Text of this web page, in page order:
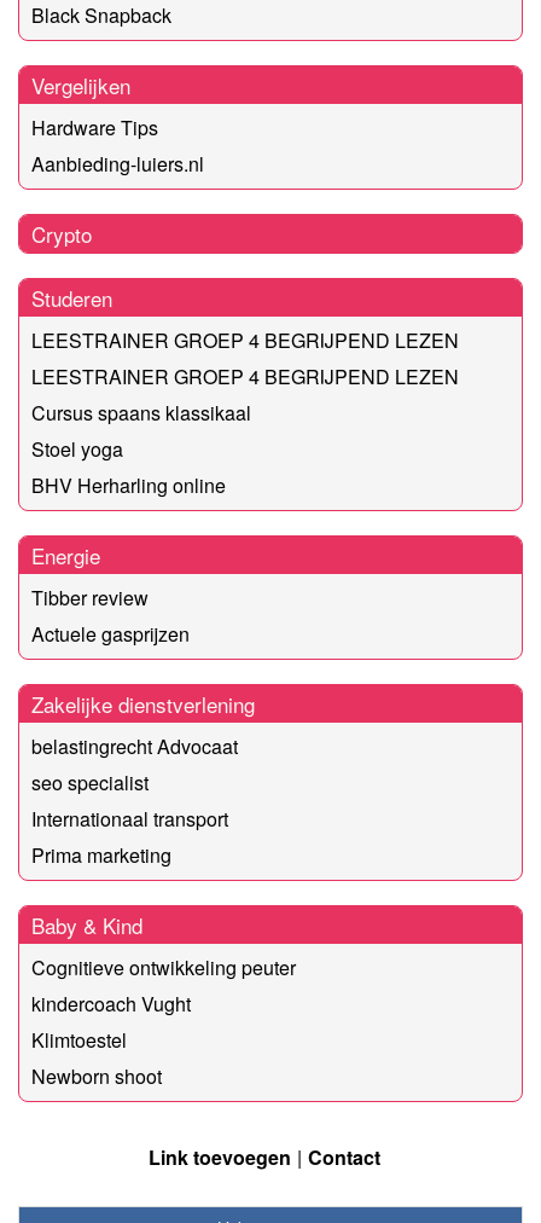
Black Snapback
Vergelijken
Hardware Tips
Aanbieding-luiers.nl
Crypto
Studeren
LEESTRAINER GROEP 4 BEGRIJPEND LEZEN
LEESTRAINER GROEP 4 BEGRIJPEND LEZEN
Cursus spaans klassikaal
Stoel yoga
BHV Herharling online
Energie
Tibber review
Actuele gasprijzen
Zakelijke dienstverlening
belastingrecht Advocaat
seo specialist
Internationaal transport
Prima marketing
Baby & Kind
Cognitieve ontwikkeling peuter
kindercoach Vught
Klimtoestel
Newborn shoot
Link toevoegen Contact